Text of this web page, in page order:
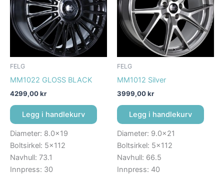
FELG
MM1022 GLOSS BLACK
4299,00kr
Legg i handlekurv
Diameter: 8.0×19
Boltsirkel: 5×112
Navhull: 73.1
Innpress: 30
FELG
MM1012 Silver
3999,00kr
Legg i handlekurv
Diameter: 9.0×21
Boltsirkel: 5×112
Navhull: 66.5
Innpress: 40